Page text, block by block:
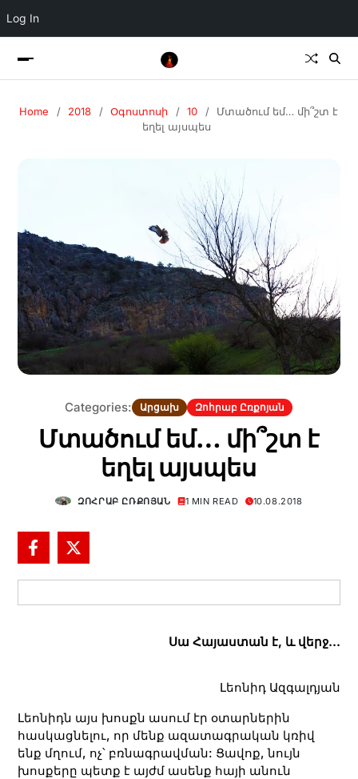
Log In
Home 2018 Օգոստոսի 10
Մտածում եմ… մի՞շտ է
եղել այսպես
Categories: Արցախ Զոհրաբ Ըռքոյան
Մտածում եմ… մի՞շտ է
եղել այսպես
ԶՈՀՐԱԲ ԸՌՔՈՅԱՆ 1 MIN READ 10.08.2018
Սա Հայաստան է, և վերջ…
Լեոնիդ Ազգալդյան
Լեոնիդն այս խոսքն ասում էր օտարներին
հասկացնելու, որ մենք ազատագրական կռիվ
ենք մղում, ոչ՝ բռնագրավման: Ցավոք, նույն
խոսքերը պետք է այժմ ասենք հայի անուն